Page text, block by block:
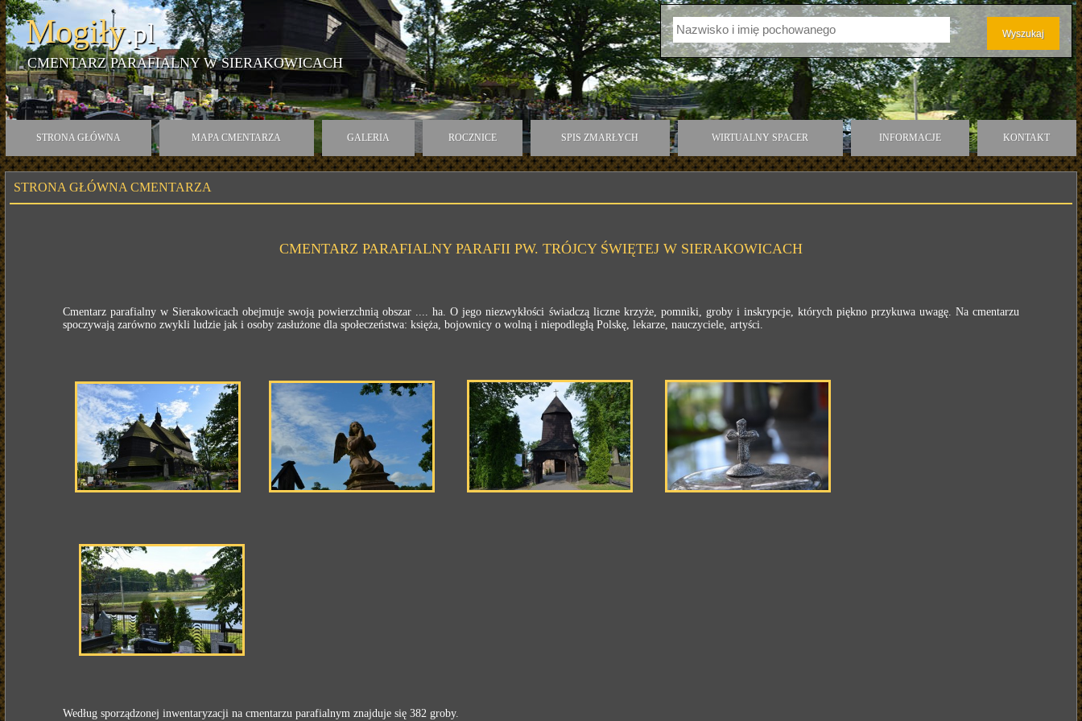
Mogiły.pl
CMENTARZ PARAFIALNY W SIERAKOWICACH
STRONA GŁÓWNA MAPA CMENTARZA GALERIA ROCZNICE SPIS ZMARŁYCH WIRTUALNY SPACER INFORMACJE KONTAKT
STRONA GŁÓWNA CMENTARZA
CMENTARZ PARAFIALNY PARAFII PW. TRÓJCY ŚWIĘTEJ W SIERAKOWICACH
Cmentarz parafialny w Sierakowicach obejmuje swoją powierzchnią obszar .... ha. O jego niezwykłości świadczą liczne krzyże, pomniki, groby i inskrypcje, których piękno przykuwa uwagę. Na cmentarzu
spoczywają zarówno zwykli ludzie jak i osoby zasłużone dla społeczeństwa: księża, bojownicy o wolną i niepodległą Polskę, lekarze, nauczyciele, artyści.
Według sporządzonej inwentaryzacji na cmentarzu parafialnym znajduje się 382 groby.